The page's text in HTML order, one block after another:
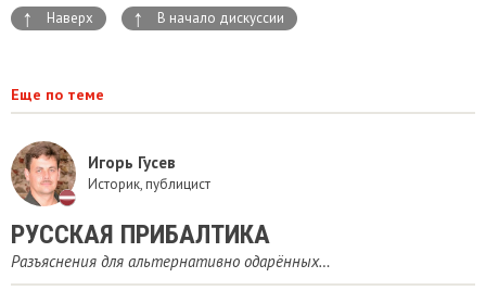
↑ Наверх ↑ В начало дискуссии
Еще по теме
Игорь Гусев
Историк, публицист
РУССКАЯ ПРИБАЛТИКА
Разъяснения для альтернативно одарённых…